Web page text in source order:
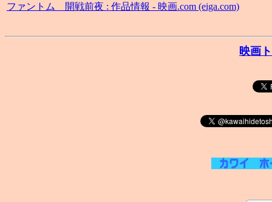
ファントム 開戦前夜 : 作品情報 - 映画.com (eiga.com)
映画